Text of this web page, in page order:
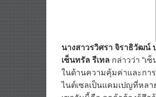
นางสาวรวิศรา จิราธิวัฒน์
เซ็นทรัล รีเทล กล่าวว่า “เ
ในด้านความคุ้มค่าและกา
ไนต์เซลเป็นแคมเปญที่หล